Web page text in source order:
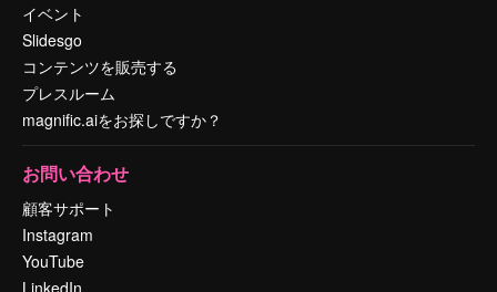
イベント
Slidesgo
コンテンツを販売する
プレスルーム
magnific.aiをお探しですか？
お問い合わせ
顧客サポート
Instagram
YouTube
LinkedIn